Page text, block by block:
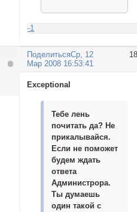
-1
Поделиться 18
Ср, 12
Мар 2008 16:53:41
Exceptional
Тебе лень
почитать да? Не
прикалывайся.
Если не поможет
будем ждать
ответа
Администрора.
Ты думаешь
один такой с